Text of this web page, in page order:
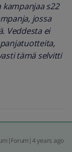
s22
jossa
Veddesta ei
tämä selvitti
years ago